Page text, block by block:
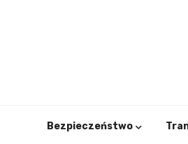
Bezpieczeństwo